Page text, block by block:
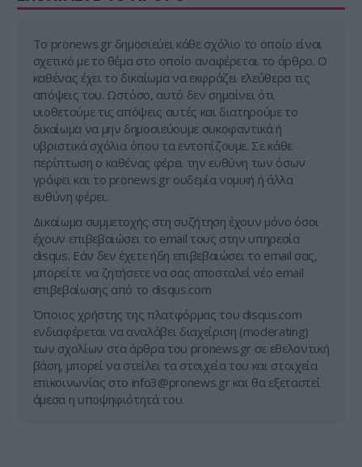
Tο pronews.gr δημοσιεύει κάθε σχόλιο το οποίο είναι
σχετικό με το θέμα στο οποίο αναφέρεται το άρθρο. Ο
καθένας έχει το δικαίωμα να εκφράζει ελεύθερα τις
απόψεις του. Ωστόσο, αυτό δεν σημαίνει ότι
υιοθετούμε τις απόψεις αυτές και διατηρούμε το
δικαίωμα να μην δημοσιεύουμε συκοφαντικά ή
υβριστικά σχόλια όπου τα εντοπίζουμε. Σε κάθε
περίπτωση ο καθένας φέρει την ευθύνη των όσων
γράφει και το pronews.gr ουδεμία νομική ή άλλα
ευθύνη φέρει.
Δικαίωμα συμμετοχής στη συζήτηση έχουν μόνο όσοι
έχουν επιβεβαιώσει το email τους στην υπηρεσία
disqus. Εάν δεν έχετε ήδη επιβεβαιώσει το email σας,
μπορείτε να ζητήσετε να σας αποσταλεί νέο email
επιβεβαίωσης από το disqus.com
Όποιος χρήστης της πλατφόρμας του disqus.com
ενδιαφέρεται να αναλάβει διαχείριση (moderating)
των σχολίων στα άρθρα του pronews.gr σε εθελοντική
βάση, μπορεί να στείλει τα στοιχεία του και στοιχεία
επικοινωνίας στο info3@pronews.gr και θα εξεταστεί
άμεσα η υποψηφιότητά του.